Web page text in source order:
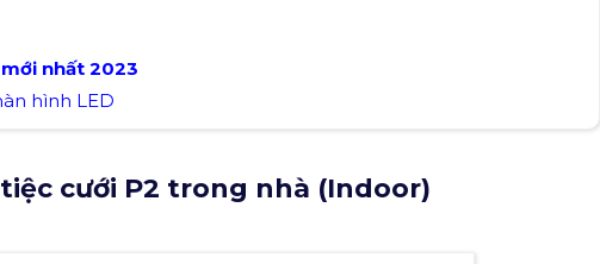
mới nhất 2023
hình LED
cưới P2 trong nhà (Indoor)